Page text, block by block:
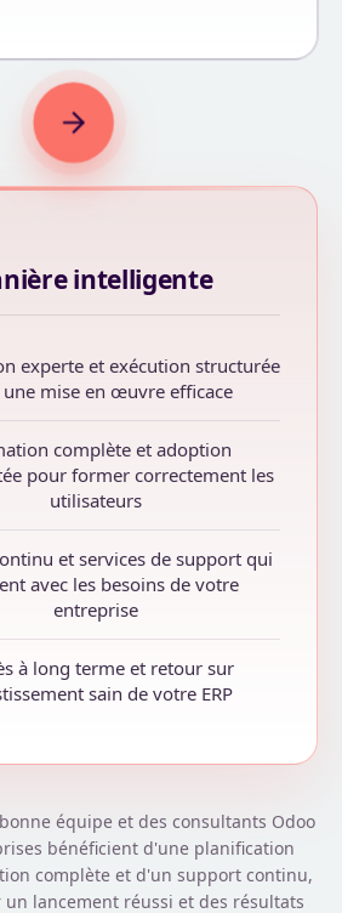
intelligente
experte et exécution structurée
mise en œuvre efficace
complète et adoption
pour former correctement les
utilisateurs
et services de support qui
avec les besoins de votre
entreprise
à long terme et retour sur
sain de votre ERP
équipe et des consultants Odoo
bénéficient d'une planification
complète et d'un support continu,
lancement réussi et des résultats